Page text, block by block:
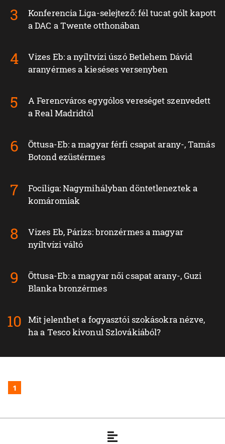
Konferencia Liga-selejtező: fél tucat gólt kapott
a DAC a Twente otthonában
Vizes Eb: a nyíltvízi úszó Betlehem Dávid
aranyérmes a kieséses versenyben
A Ferencváros egygólos vereséget szenvedett
a Real Madridtól
Öttusa-Eb: a magyar férfi csapat arany-, Tamás
Botond ezüstérmes
Fociliga: Nagymihályban döntetleneztek a
komáromiak
Vizes Eb, Párizs: bronzérmes a magyar
nyíltvízi váltó
Öttusa-Eb: a magyar női csapat arany-, Guzi
Blanka bronzérmes
Mit jelenthet a fogyasztói szokásokra nézve,
ha a Tesco kivonul Szlovákiából?
1